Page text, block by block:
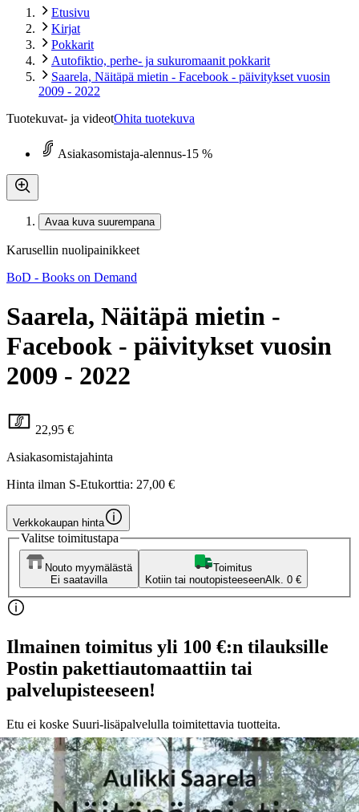
Etusivu
Kirjat
Pokkarit
Autofiktio, perhe- ja sukuromaanit pokkarit
Saarela, Näitäpä mietin - Facebook - päivitykset vuosin
2009 - 2022
Tuotekuvat- ja videotOhita tuotekuva
Asiakasomistaja-alennus-15 %
Avaa kuva suurempana
Karusellin nuolipainikkeet
BoD - Books on Demand
Saarela, Näitäpä mietin -
Facebook - päivitykset vuosin
2009 - 2022
22,95 €
Asiakasomistajahinta
Hinta ilman S-Etukorttia: 27,00 €
Verkkokaupan hinta
Valitse toimitustapa
Nouto myymälästä
Ei saatavilla
Toimitus
Kotiin tai noutopisteeseenAlk. 0 €
Ilmainen toimitus yli 100 €:n tilauksille
Postin pakettiautomaattiin tai
palvelupisteeseen!
Etu ei koske Suuri‑lisäpalvelulla toimitettavia tuotteita.
Tarkista myymäläsaatavuus